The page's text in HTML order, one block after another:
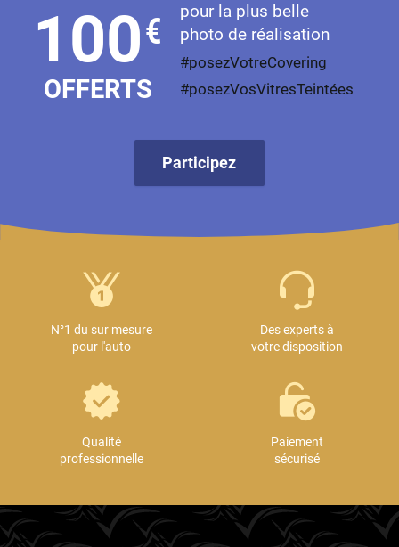
100€
OFFERTS
pour la plus belle
photo de réalisation
#posezVotreCovering
#posezVosVitresTeintées
Participez
N°1 du sur mesure
pour l'auto
Des experts à
votre disposition
Qualité
professionnelle
Paiement
sécurisé